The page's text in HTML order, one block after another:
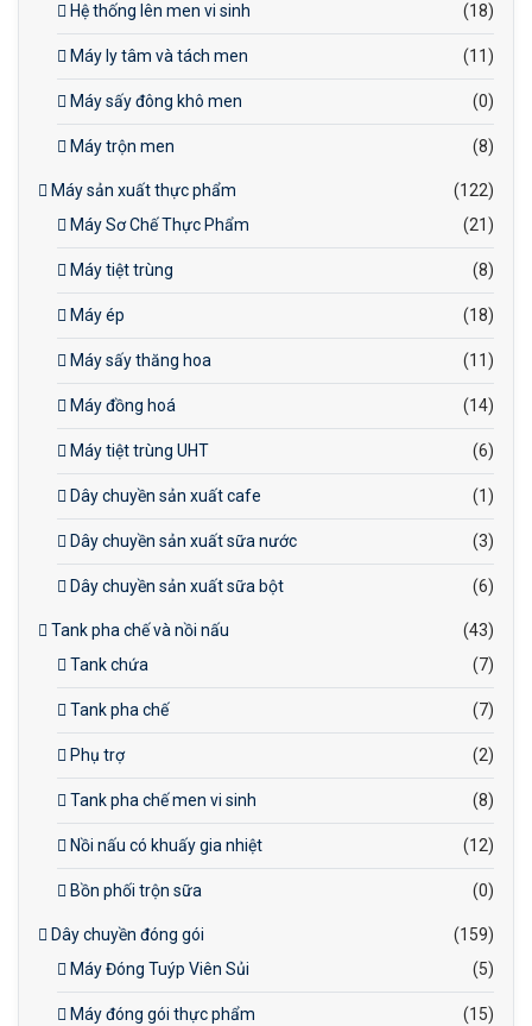
Hệ thống lên men vi sinh
(18)
Máy ly tâm và tách men (11)
Máy sấy đông khô men (0)
Máy trộn men (8)
Máy sản xuất thực phẩm
(122)
Máy Sơ Chế Thực Phẩm
(21)
Máy tiệt trùng (8)
Máy ép (18)
Máy sấy thăng hoa (11)
Máy đồng hoá (14)
Máy tiệt trùng UHT (6)
Dây chuyền sản xuất cafe (1)
Dây chuyền sản xuất sữa nước (3)
Dây chuyền sản xuất sữa bột (6)
Tank pha chế và nồi nấu
(43)
Tank chứa
(7)
Tank pha chế (7)
Phụ trợ (2)
Tank pha chế men vi sinh (8)
Nồi nấu có khuấy gia nhiệt (12)
Bồn phối trộn sữa (0)
Dây chuyền đóng gói
(159)
Máy Đóng Tuýp Viên Sủi
(5)
Máy đóng gói thực phẩm (15)